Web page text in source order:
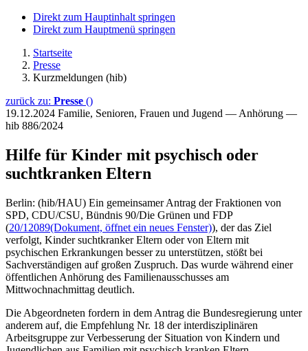
Direkt zum Hauptinhalt springen
Direkt zum Hauptmenü springen
Startseite
Presse
Kurzmeldungen (hib)
zurück zu: Presse ()
19.12.2024 Familie, Senioren, Frauen und Jugend — Anhörung —
hib 886/2024
Hilfe für Kinder mit psychisch oder
suchtkranken Eltern
Berlin: (hib/HAU) Ein gemeinsamer Antrag der Fraktionen von
SPD, CDU/CSU, Bündnis 90/Die Grünen und FDP
(20/12089(Dokument, öffnet ein neues Fenster)), der das Ziel
verfolgt, Kinder suchtkranker Eltern oder von Eltern mit
psychischen Erkrankungen besser zu unterstützen, stößt bei
Sachverständigen auf großen Zuspruch. Das wurde während einer
öffentlichen Anhörung des Familienausschusses am
Mittwochnachmittag deutlich.
Die Abgeordneten fordern in dem Antrag die Bundesregierung unter
anderem auf, die Empfehlung Nr. 18 der interdisziplinären
Arbeitsgruppe zur Verbesserung der Situation von Kindern und